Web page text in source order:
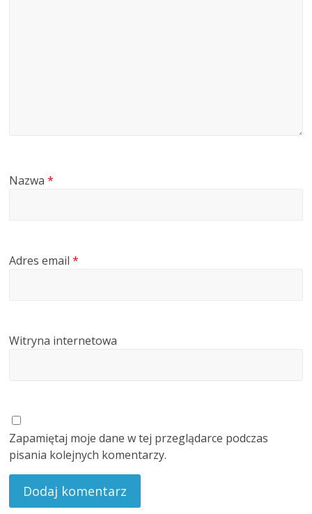
Nazwa*
Adres email*
Witryna internetowa
Zapamiętaj moje dane w tej przeglądarce podczas
pisania kolejnych komentarzy.